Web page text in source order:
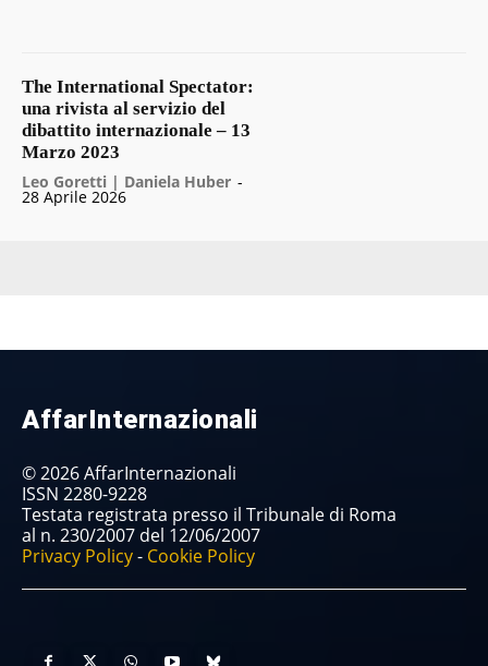
The International Spectator:
una rivista al servizio del
dibattito internazionale – 13
Marzo 2023
Leo Goretti | Daniela Huber -
28 Aprile 2026
AffarInternazionali
© 2026 AffarInternazionali
ISSN 2280-9228
Testata registrata presso il Tribunale di Roma
al n. 230/2007 del 12/06/2007
Privacy Policy- Cookie Policy